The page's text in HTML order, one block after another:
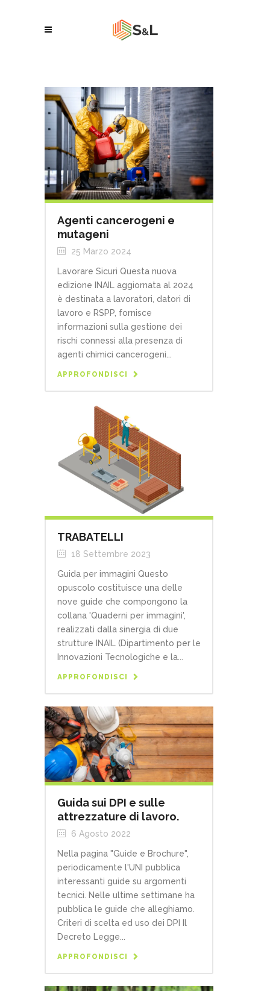
Agenti cancerogeni e
mutageni
25 Marzo 2024
Lavorare Sicuri Questa nuova
edizione INAIL aggiornata al 2024
è destinata a lavoratori, datori di
lavoro e RSPP, fornisce
informazioni sulla gestione dei
rischi connessi alla presenza di
agenti chimici cancerogeni...
APPROFONDISCI
TRABATELLI
18 Settembre 2023
Guida per immagini Questo
opuscolo costituisce una delle
nove guide che compongono la
collana 'Quaderni per immagini',
realizzati dalla sinergia di due
strutture INAIL (Dipartimento per le
Innovazioni Tecnologiche e la...
APPROFONDISCI
Guida sui DPI e sulle
attrezzature di lavoro.
6 Agosto 2022
Nella pagina "Guide e Brochure",
periodicamente l'UNI pubblica
interessanti guide su argomenti
tecnici. Nelle ultime settimane ha
pubblica le guide che alleghiamo.
Criteri di scelta ed uso dei DPI Il
Decreto Legge...
APPROFONDISCI